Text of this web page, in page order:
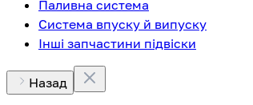
Паливна система
Система впуску й випуску
Інші запчастини підвіски
Назад